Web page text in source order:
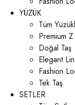
YÜZÜK
Tüm
Premium Z
Doğal Taş
Elegant
Fashion
Tek Taş
SETLER